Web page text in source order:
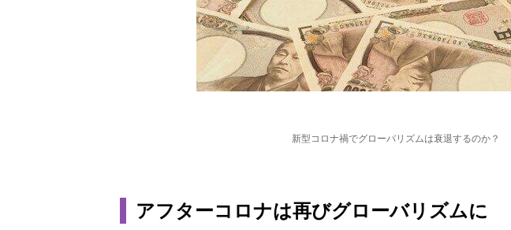
新型コロナ禍でグローバリズムは衰退するのか？
アフターコロナは再びグローバリズムに